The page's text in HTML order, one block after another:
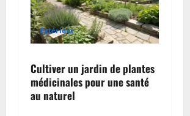
Extérieur
Cultiver un jardin de plantes
médicinales pour une santé
au naturel